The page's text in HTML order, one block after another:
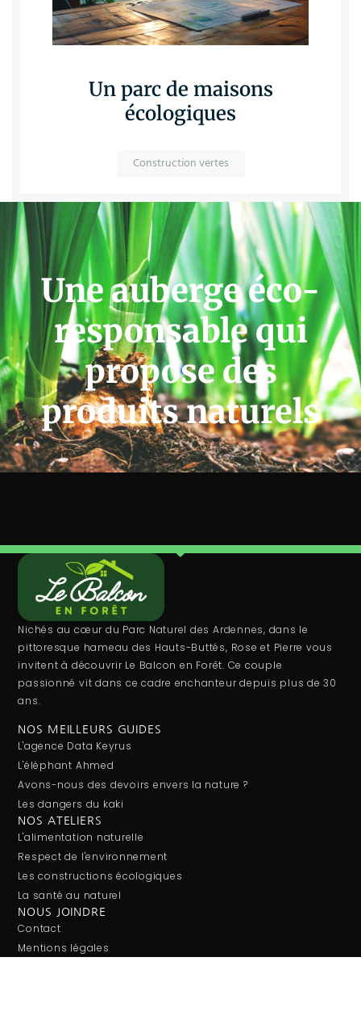
Un parc de maisons
écologiques
Construction vertes
Une auberge éco-
responsable qui
propose des
produits naturels
Nichés au cœur du Parc Naturel des Ardennes, dans le
pittoresque hameau des Hauts-Buttés, Rose et Pierre vous
invitent à découvrir Le Balcon en Forêt. Ce couple
passionné vit dans ce cadre enchanteur depuis plus de 30
ans.
NOS MEILLEURS GUIDES
L'agence Data Keyrus
L'éléphant Ahmed
Avons-nous des devoirs envers la nature ?
Les dangers du kaki
NOS ATELIERS
L'alimentation naturelle
Respect de l'environnement
Les constructions écologiques
La santé au naturel
NOUS JOINDRE
Contact
Mentions légales